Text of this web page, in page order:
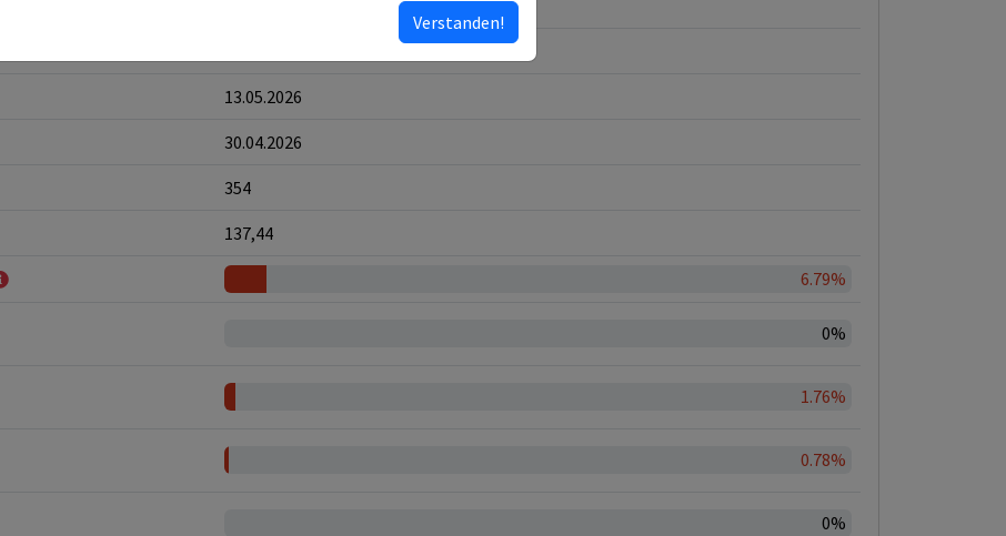
13.05.2026
30.04.2026
354
137,44
6.79%
0%
1.76%
0.78%
0%
Verstanden!